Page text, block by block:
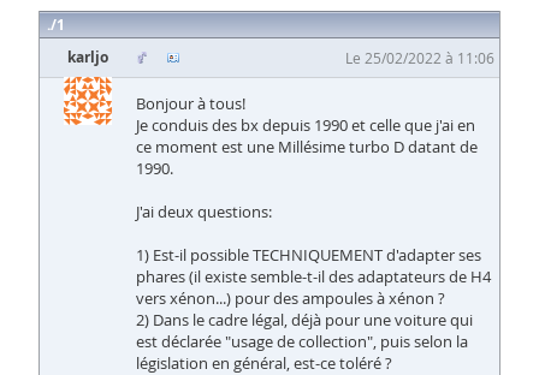
1
karljo
Le 25/02/2022 à 11:06
Bonjour à tous!
Je conduis des bx depuis 1990 et celle que j'ai en
ce moment est une Millésime turbo D datant de
1990.
J'ai deux questions:
1) Est-il possible TECHNIQUEMENT d'adapter ses
phares (il existe semble-t-il des adaptateurs de H4
vers xénon...) pour des ampoules à xénon ?
2) Dans le cadre légal, déjà pour une voiture qui
est déclarée "usage de collection", puis selon la
législation en général, est-ce toléré ?